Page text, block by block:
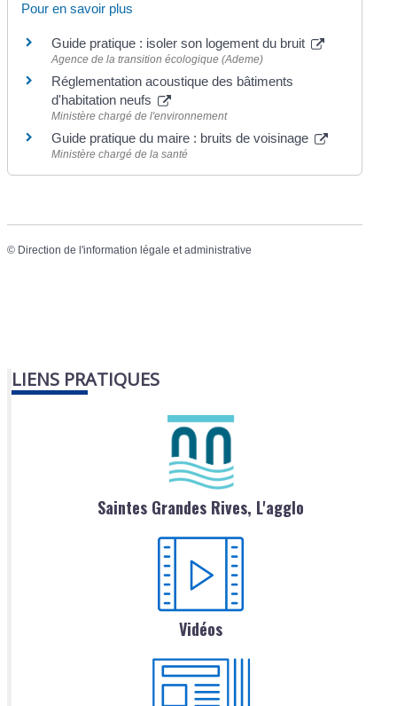
Pour en savoir plus
Guide pratique : isoler son logement du bruit
Agence de la transition écologique (Ademe)
Réglementation acoustique des bâtiments
d'habitation neufs
Ministère chargé de l'environnement
Guide pratique du maire : bruits de voisinage
Ministère chargé de la santé
© Direction de l'information légale et administrative
LIENS PRATIQUES
Saintes Grandes Rives, L'agglo
Vidéos